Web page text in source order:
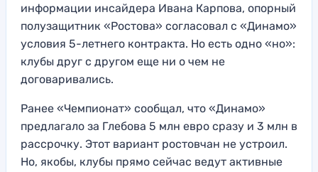
информации инсайдера Ивана Карпова, опорный
полузащитник «Ростова» согласовал с «Динамо»
условия 5-летнего контракта. Но есть одно «но»:
клубы друг с другом еще ни о чем не
договаривались.
Ранее «Чемпионат» сообщал, что «Динамо»
предлагало за Глебова 5 млн евро сразу и 3 млн в
рассрочку. Этот вариант ростовчан не устроил.
Но, якобы, клубы прямо сейчас ведут активные